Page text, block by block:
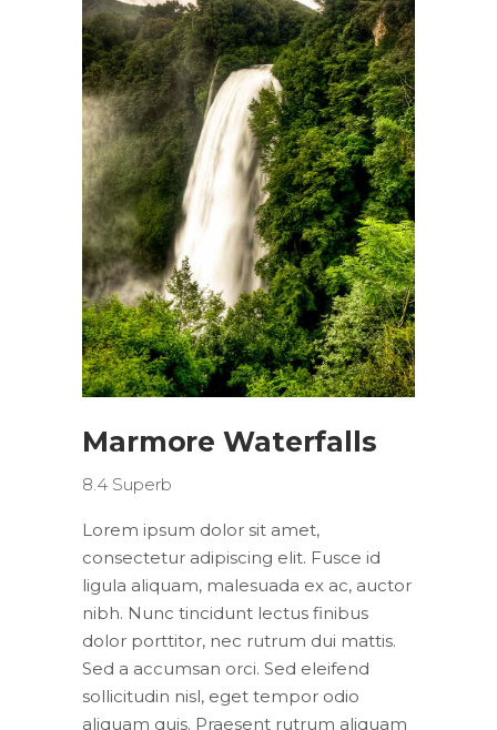
Marmore Waterfalls
8.4 Superb
Lorem ipsum dolor sit amet,
consectetur adipiscing elit. Fusce id
ligula aliquam, malesuada ex ac, auctor
nibh. Nunc tincidunt lectus finibus
dolor porttitor, nec rutrum dui mattis.
Sed a accumsan orci. Sed eleifend
sollicitudin nisl, eget tempor odio
aliquam quis. Praesent rutrum aliquam